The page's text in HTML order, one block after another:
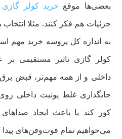
بعضی‌ها موقع خرید کولر گازی
جزئیات هم فکر کنند. مثلا
به اندازه کل پروسه خرید
کولر گازی تاثیر مستقیمی
داخلی و از همه مهم‌تر، قبض برق
جایگذاری غلط یونیت داخلی روی
کور کند یا باعث ایجاد
می‌خواهیم تمام فوت‌وفن‌های